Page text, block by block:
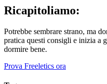
Ricapitoliamo:
Potrebbe sembrare strano, ma
pratica questi consigli e inizia a
dormire bene.
Prova Freeletics ora